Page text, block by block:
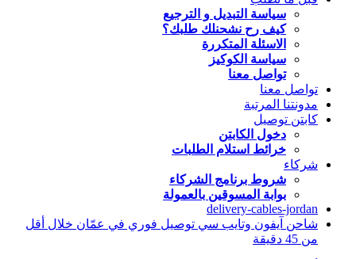
سياسة التبديل و الترجيع
كيف رح نشحنلك طلبك؟
الاسئلة المتكررة
سياسة الكوكيز
تواصل معنا
تواصل معنا
مدونتنا المرتبة
كابتن توصيل
دخول الكابتن
خرائط استلام الطلبات
شركاء
شروط برنامج الشركاء
بوابة المسوقين بالعمولة
delivery-cables-jordan
شاحن آيفون وتايب سي توصيل فوري في عمّان خلال أقل
من 45 دقيقة